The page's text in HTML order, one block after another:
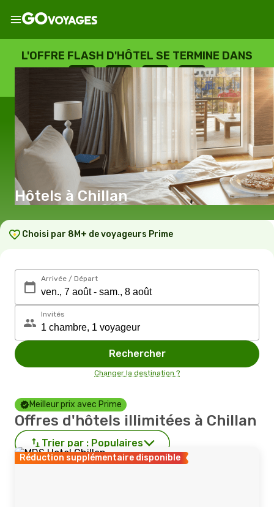
L'OFFRE FLASH D'HÔTEL SE TERMINE DANS
--
JOURS
: --
HEURES
: --
SECONDES
Hôtels à Chillan
Choisi par 8M+ de voyageurs Prime
Arrivée / Départ
Invités
Rechercher
Changer la destination ?
Meilleur prix avec Prime
Offres d'hôtels illimitées à Chillan
Trier par : Populaires
Réduction supplémentaire disponible